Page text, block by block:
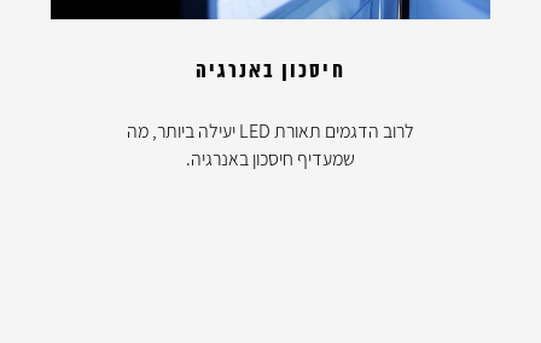
חיסכון באנרגיה
לרוב הדגמים תאורת LED יעילה ביותר, מה
שמעדיף חיסכון באנרגיה.